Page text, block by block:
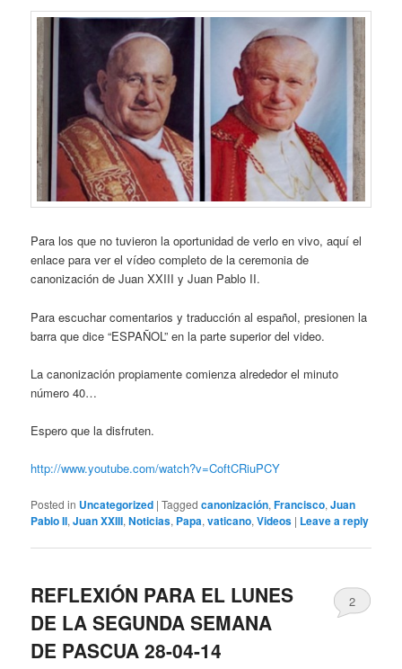
Para los que no tuvieron la oportunidad de verlo en vivo, aquí el
enlace para ver el vídeo completo de la ceremonia de
canonización de Juan XXIII y Juan Pablo II.
Para escuchar comentarios y traducción al español, presionen la
barra que dice “ESPAÑOL” en la parte superior del video.
La canonización propiamente comienza alrededor el minuto
número 40…
Espero que la disfruten.
http://www.youtube.com/watch?v=CoftCRiuPCY
Posted in Uncategorized |Tagged canonización,Francisco,Juan
Pablo II,Juan XXIII,Noticias, Papa,vaticano,Videos | Leave a reply
REFLEXIÓN PARA EL LUNES
DE LA SEGUNDA SEMANA
DE PASCUA 28-04-14
2